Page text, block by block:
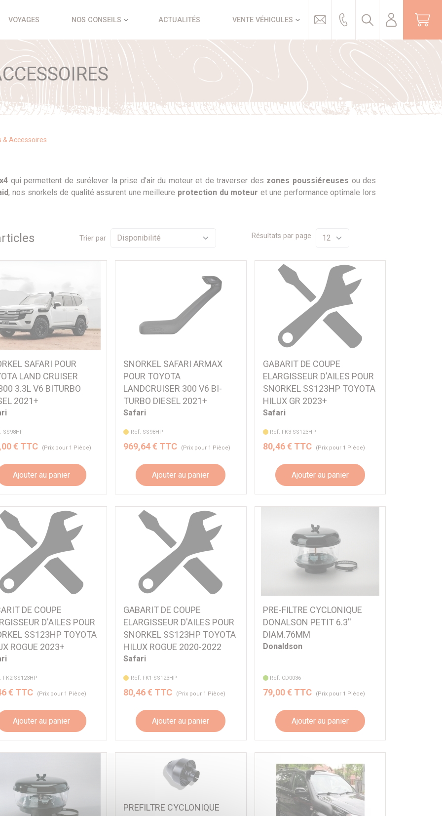
VOYAGES NOS CONSEILS ACTUALITÉS VENTE VÉHICULES
& Accessoires
qui permettent de surélever la prise d'air du moteur et de traverser des zones poussiéreuses ou des
, nos snorkels de qualité assurent une meilleure protection du moteur et une performance optimale lors
s Trier par Résultats par page
SAFARI POUR
LAND CRUISER
3.3L V6 BITURBO
2021+
SS98HF
€ TTC (Prix pour 1 Pièce)
Ajouter au panier
SNORKEL SAFARI ARMAX
POUR TOYOTA
LANDCRUISER 300 V6 BI-
TURBO DIESEL 2021+
Safari
Réf. SS98HP
969,64 € TTC (Prix pour 1 Pièce)
Ajouter au panier
GABARIT DE COUPE
ELARGISSEUR D'AILES POUR
SNORKEL SS123HP TOYOTA
HILUX GR 2023+
Safari
Réf. FK3-SS123HP
80,46 € TTC (Prix pour 1 Pièce)
Ajouter au panier
DE COUPE
D'AILES POUR
SS123HP TOYOTA
ROGUE 2023+
FK2-SS123HP
€ TTC (Prix pour 1 Pièce)
Ajouter au panier
GABARIT DE COUPE
ELARGISSEUR D'AILES POUR
SNORKEL SS123HP TOYOTA
HILUX ROGUE 2020-2022
Safari
Réf. FK1-SS123HP
80,46 € TTC (Prix pour 1 Pièce)
Ajouter au panier
PRE-FILTRE CYCLONIQUE
DONALSON PETIT 6.3''
DIAM.76MM
Donaldson
Réf. CD0036
79,00 € TTC (Prix pour 1 Pièce)
Ajouter au panier
PREFILTRE CYCLONIQUE